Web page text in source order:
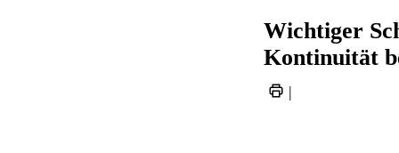
Wichtiger
Kontinuität
|